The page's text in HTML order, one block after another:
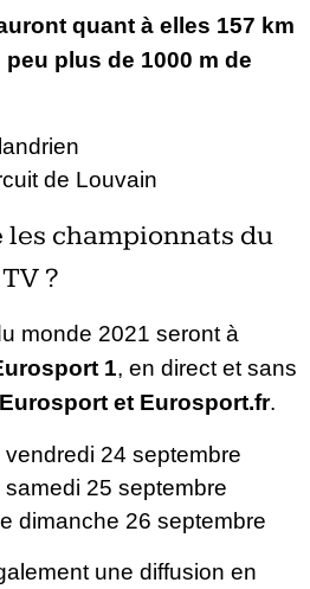
quant à elles 157 km
plus de 1000 m de
de Louvain
championnats du
?
monde 2021 seront à
1, en direct et sans
Eurosport et Eurosport.fr.
24 septembre
25 septembre
dimanche 26 septembre
une diffusion en